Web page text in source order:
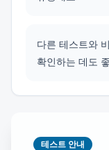
다른 테스트와
확인하는 데도
테스트 안내